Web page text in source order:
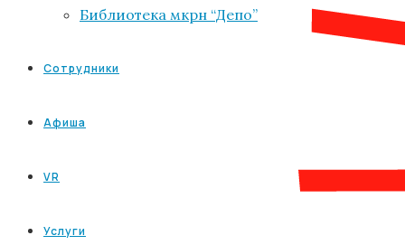
Библиотека мкрн “Депо”
Сотрудники
Афиша
VR
Услуги